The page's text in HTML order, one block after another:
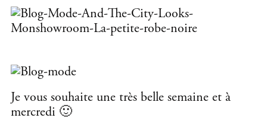
Je vous souhaite une très belle semaine et à
mercredi 🙂